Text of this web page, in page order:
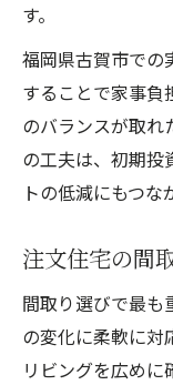
す。
福岡県古賀市での
することで家事負
のバランスが取れ
の工夫は、初期投
トの低減にもつな
注文住宅の間
間取り選びで最も
の変化に柔軟に対
リビングを広め